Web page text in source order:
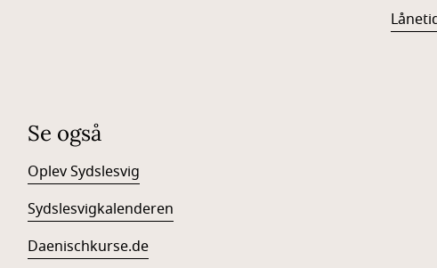
Se også
Oplev Sydslesvig
Sydslesvigkalenderen
Daenischkurse.de